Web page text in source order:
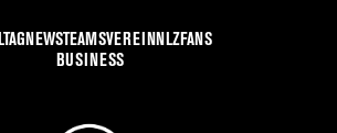
NEWSTEAMSVEREINNLZFANS
BUSINESS